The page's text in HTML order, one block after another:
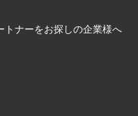
トナーをお探しの企業様へ